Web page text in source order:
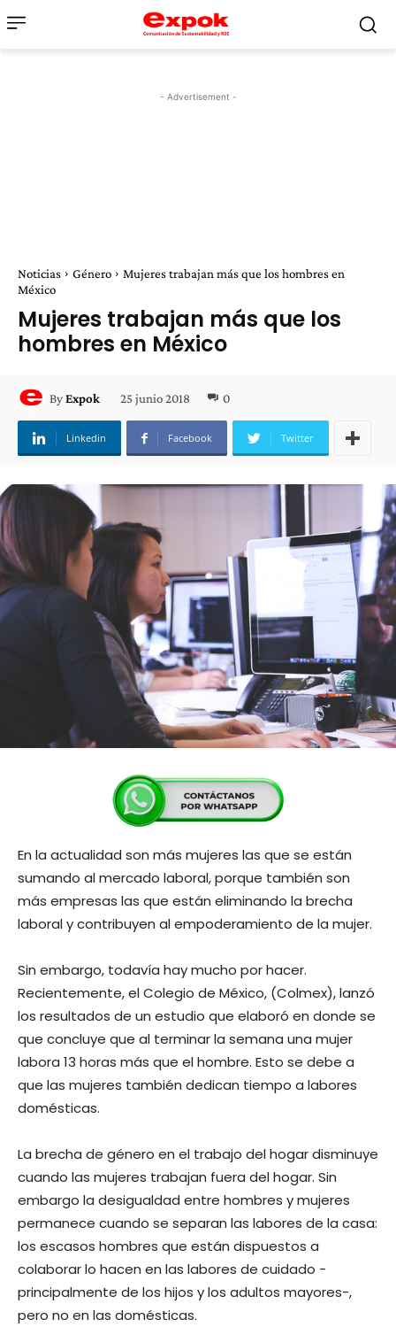
- Advertisement -
Noticias Género
Mujeres trabajan más que los hombres en
México
Mujeres trabajan más que los
hombres en México
ByExpok 25 junio 2018 0
Linkedin Facebook Twitter
En la actualidad son más mujeres las que se están
sumando al mercado laboral, porque también son
más empresas las que están eliminando la brecha
laboral y contribuyen al empoderamiento de la mujer.
Sin embargo, todavía hay mucho por hacer.
Recientemente, el Colegio de México, (Colmex), lanzó
los resultados de un estudio que elaboró en donde se
que concluye que al terminar la semana una mujer
labora 13 horas más que el hombre. Esto se debe a
que las mujeres también dedican tiempo a labores
domésticas.
La brecha de género en el trabajo del hogar disminuye
cuando las mujeres trabajan fuera del hogar. Sin
embargo la desigualdad entre hombres y mujeres
permanece cuando se separan las labores de la casa:
los escasos hombres que están dispuestos a
colaborar lo hacen en las labores de cuidado -
principalmente de los hijos y los adultos mayores-,
pero no en las domésticas.